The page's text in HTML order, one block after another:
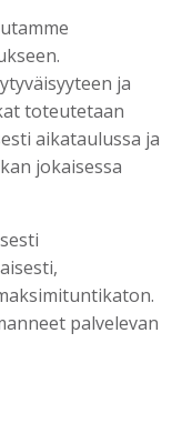
ja
toteutetaan
aikataulussa ja
jokaisessa
palvelevan